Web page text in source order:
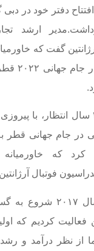
افتتاح دفتر خود در
ارشد
گفت که
تاریخی
آرژانتین، پس از ۳۶ سال انتظار،
در جام جهانی قطر
کرد که
فوتبال
فعالیت کردیم که
از نظر درآمد و رشد